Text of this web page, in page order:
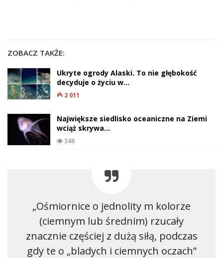
ZOBACZ TAKŻE:
Ukryte ogrody Alaski. To nie głębokość
decyduje o życiu w…
2 011
Największe siedlisko oceaniczne na Ziemi
wciąż skrywa…
348
„Ośmiornice o jednolity m kolorze
(ciemnym lub średnim) rzucały
znacznie częściej z dużą siłą, podczas
gdy te o „bladych i ciemnych oczach”